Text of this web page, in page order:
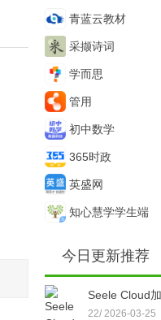
青蓝云教材
采撷诗词
学而思
管用
初中数学
365时政
英盛网
知心慧学学生端
今日更新推荐
Seele Cloud
22/ 2026-03-25